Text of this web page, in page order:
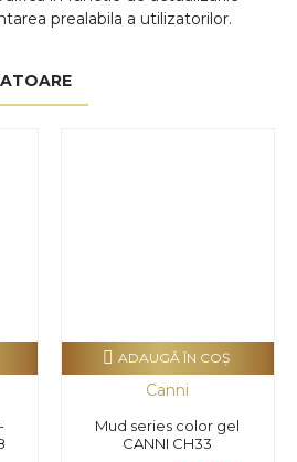
prealabila a utilizatorilor.
Canni
Mud series color gel
CANNI CH33
ADAUGĂ ÎN COŞ